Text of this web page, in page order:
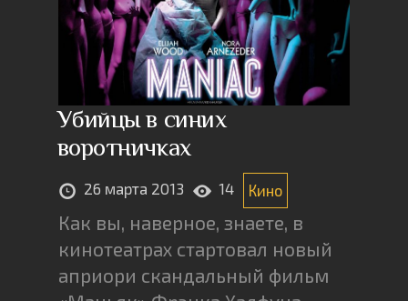
Убийцы в синих
воротничках
26 марта 2013 14 Кино
Как вы, наверное, знаете, в
кинотеатрах стартовал новый
априори скандальный фильм